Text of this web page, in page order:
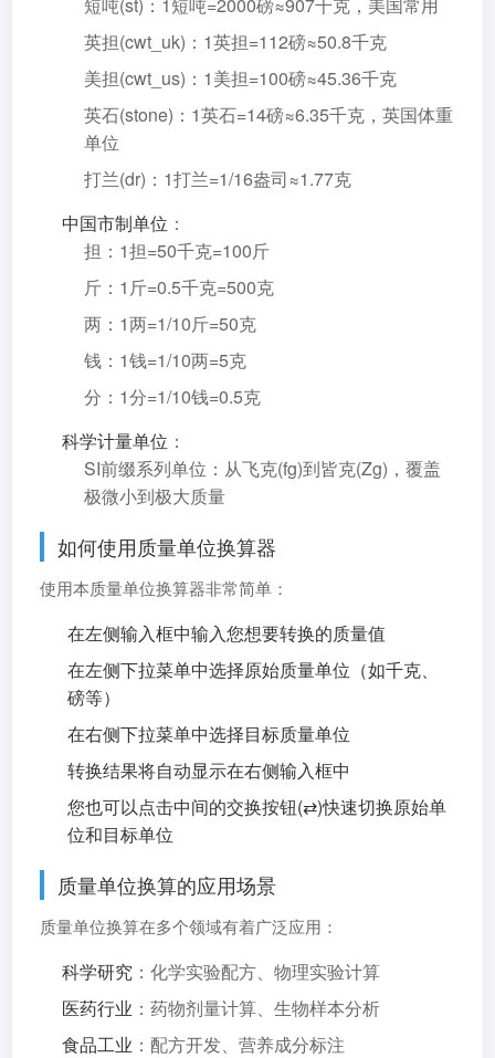
英担(cwt_uk)：1英担=112磅≈50.8千克
美担(cwt_us)：1美担=100磅≈45.36千克
英石(stone)：1英石=14磅≈6.35千克，英国体重
单位
打兰(dr)：1打兰=1/16盎司≈1.77克
中国市制单位 ：
担：1担=50千克=100斤
斤：1斤=0.5千克=500克
两：1两=1/10斤=50克
钱：1钱=1/10两=5克
分：1分=1/10钱=0.5克
科学计量单位 ：
SI前缀系列单位：从飞克(fg)到皆克(Zg)，覆盖
极微小到极大质量
如何使用质量单位换算器
使用本质量单位换算器非常简单：
在左侧输入框中输入您想要转换的质量值
在左侧下拉菜单中选择原始质量单位（如千克、
磅等）
在右侧下拉菜单中选择目标质量单位
转换结果将自动显示在右侧输入框中
您也可以点击中间的交换按钮(⇄)快速切换原始单
位和目标单位
质量单位换算的应用场景
质量单位换算在多个领域有着广泛应用：
科学研究 ：化学实验配方、物理实验计算
医药行业 ：药物剂量计算、生物样本分析
食品工业 ：配方开发、营养成分标注